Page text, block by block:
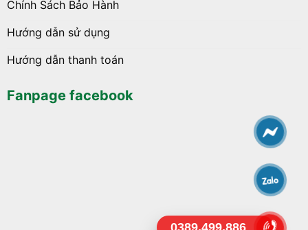
Chính Sách Bảo Hành
Hướng dẫn sử dụng
Hướng dẫn thanh toán
Fanpage facebook